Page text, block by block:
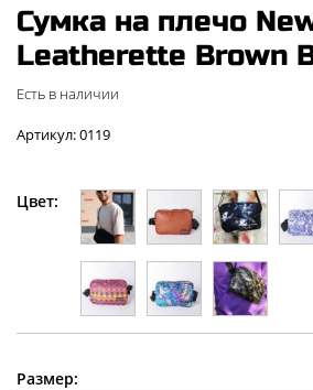
Сумка на плечо
Leatherette Brown
Есть в наличии
Артикул: 0119
Цвет:
Размер: